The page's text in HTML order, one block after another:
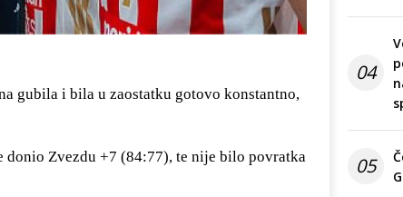
gubila i bila u zaostatku gotovo konstantno,
Zvezdu +7 (84:77), te nije bilo povratka
04
05